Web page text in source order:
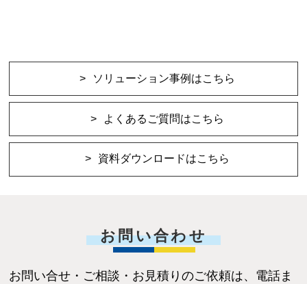
ソリューション事例はこちら
よくあるご質問はこちら
資料ダウンロードはこちら
お問い合わせ
お問い合せ・ご相談・お見積りのご依頼は、電話ま